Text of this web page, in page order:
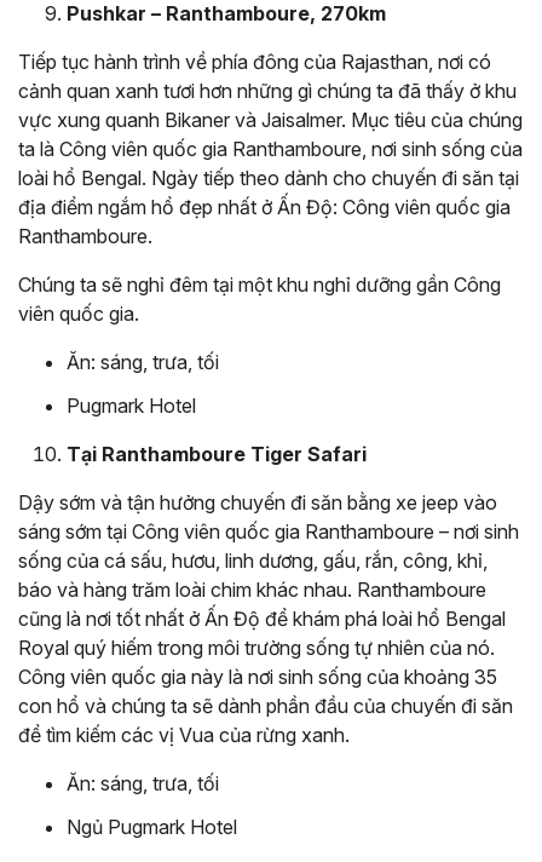
Pushkar – Ranthamboure, 270km
Tiếp tục hành trình về phía đông của Rajasthan, nơi có
cảnh quan xanh tươi hơn những gì chúng ta đã thấy ở khu
vực xung quanh Bikaner và Jaisalmer. Mục tiêu của chúng
ta là Công viên quốc gia Ranthamboure, nơi sinh sống của
loài hổ Bengal. Ngày tiếp theo dành cho chuyến đi săn tại
địa điểm ngắm hổ đẹp nhất ở Ấn Độ: Công viên quốc gia
Ranthamboure.
Chúng ta sẽ nghỉ đêm tại một khu nghỉ dưỡng gần Công
viên quốc gia.
Ăn: sáng, trưa, tối
Pugmark Hotel
Tại Ranthamboure Tiger Safari
Dậy sớm và tận hưởng chuyến đi săn bằng xe jeep vào
sáng sớm tại Công viên quốc gia Ranthamboure – nơi sinh
sống của cá sấu, hươu, linh dương, gấu, rắn, công, khỉ,
báo và hàng trăm loài chim khác nhau. Ranthamboure
cũng là nơi tốt nhất ở Ấn Độ để khám phá loài hổ Bengal
Royal quý hiếm trong môi trường sống tự nhiên của nó.
Công viên quốc gia này là nơi sinh sống của khoảng 35
con hổ và chúng ta sẽ dành phần đầu của chuyến đi săn
để tìm kiếm các vị Vua của rừng xanh.
Ăn: sáng, trưa, tối
Ngủ Pugmark Hotel